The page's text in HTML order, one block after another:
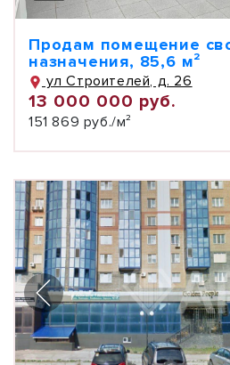
Продам помещение
назначения, 85,6 м²
ул Строителей, д. 26
13 000 000 руб.
151 869 руб./м²